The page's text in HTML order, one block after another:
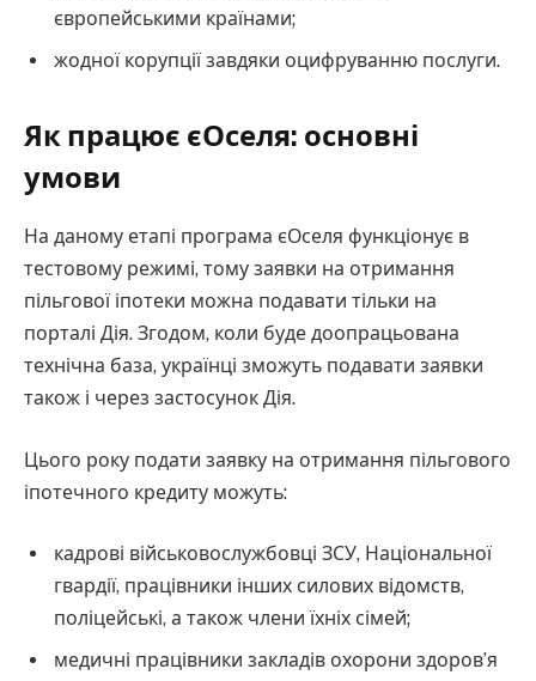
європейськими країнами;
жодної корупції завдяки оцифруванню послуги.
Як працює єОселя: основні
умови
На даному етапі програма єОселя функціонує в
тестовому режимі, тому заявки на отримання
пільгової іпотеки можна подавати тільки на
порталі Дія. Згодом, коли буде доопрацьована
технічна база, українці зможуть подавати заявки
також і через застосунок Дія.
Цього року подати заявку на отримання пільгового
іпотечного кредиту можуть:
кадрові військовослужбовці ЗСУ, Національної
гвардії, працівники інших силових відомств,
поліцейські, а також члени їхніх сімей;
медичні працівники закладів охорони здоров’я